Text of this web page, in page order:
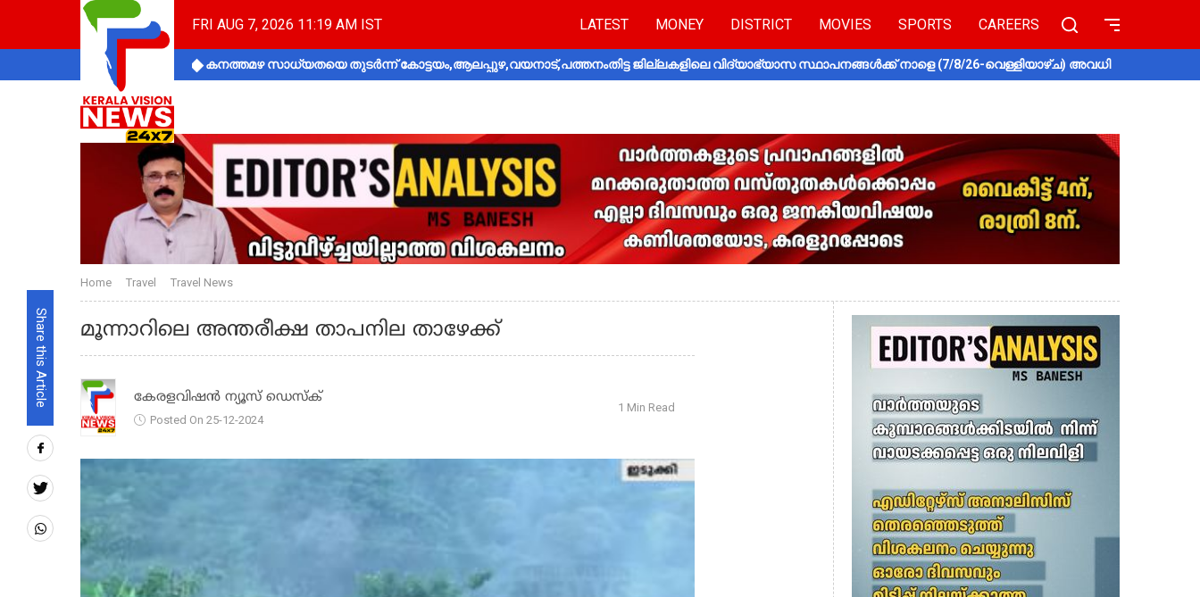
FRI AUG 7, 2026 11:19 AM IST LATEST MONEY DISTRICT MOVIES SPORTS CAREERS
കനത്തമഴ സാധ്യതയെ തുടർന്ന് കോട്ടയം,ആലപ്പുഴ,വയനാട്,പത്തനംതിട്ട ജില്ലകളിലെ വിദ്യാഭ്യാസ സ്ഥാപനങ്ങൾക്ക് നാളെ (7/8/26-വെള്ളിയാഴ്ച) അവധി
Share this Article
Home Travel Travel News
മൂന്നാറിലെ അന്തരീക്ഷ താപനില താഴേക്ക്
കേരളവിഷൻ ന്യൂസ് ഡെസ്‌ക്
Posted On 25-12-2024
1 Min Read